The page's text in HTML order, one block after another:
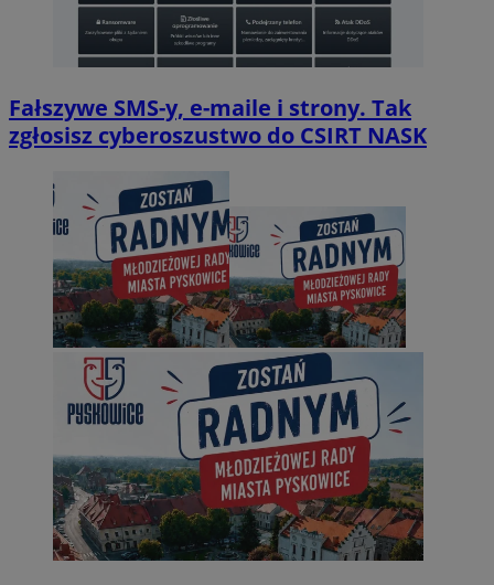
Fałszywe SMS-y, e-maile i strony. Tak
zgłosisz cyberoszustwo do CSIRT NASK